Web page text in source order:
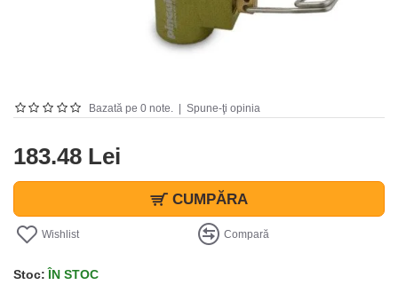
Bazată pe 0 note. Spune-ţi opinia
183.48 Lei
CUMPĂRA
Wishlist Compară
Stoc: ÎN STOC